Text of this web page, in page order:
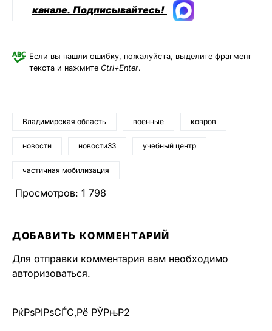
канале. Подписывайтесь!
Если вы нашли ошибку, пожалуйста, выделите фрагмент
текста и нажмите Ctrl+Enter.
Владимирская область военные ковров
новости новости33 учебный центр
частичная мобилизация
Просмотров: 1 798
ДОБАВИТЬ КОММЕНТАРИЙ
Для отправки комментария вам необходимо
авторизоваться.
РќРѕРІРѕСЃС‚Рё РЎРњР2